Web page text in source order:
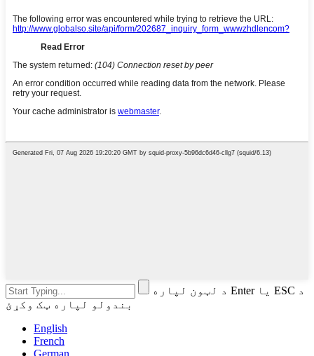
د لټون لپاره Enter یا ESC د
بندولو لپاره ټک وکړئ
English
French